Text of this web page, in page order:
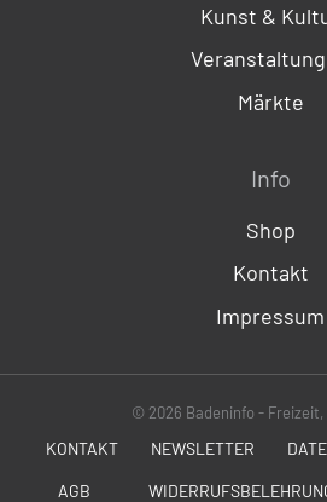
Kunst &
Märkte
Info
Shop
Kontakt
Impressum
© 2026 Badeninfo -
KONTAKT NEWSLETTER
AGB